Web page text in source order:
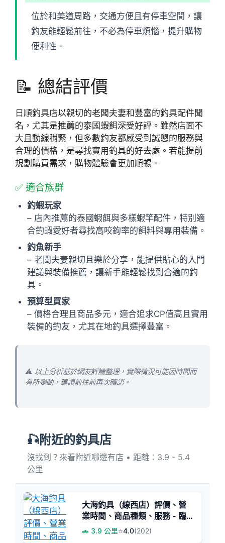
位於和美道周路，交通方便且有停車空間，讓
釣友能輕鬆前往，不必為停車煩惱，提升購物
便利性。
📝 總結評價
日順釣具店以親切的老闆夫妻和豐富的釣具配件聞
名，尤其是推薦的泰國蝦餌深受好評。雖然店面不
大且動線稍緊，但多數釣友都感受到誠懇的服務與
合理的價格，是尋找實用釣具的好去處。若能提前
規劃購買需求，購物體驗會更加順暢。
✅ 適合族群
釣蝦玩家
– 店內推薦的泰國蝦餌與多樣蝦竿配件，特別適
合釣蝦愛好者尋找高咬鉤率的餌料與專用裝備。
釣魚新手
– 老闆夫妻親切且樂於分享，能提供貼心的入門
建議與裝備推薦，讓新手能輕鬆找到合適的釣
具。
預算型買家
– 價格合理且商品多元，適合追求CP值高且實用
裝備的釣友，尤其在地釣具選擇豐富。
⚠️ 以上分析基於網友評論整理，實際情況可能因時間而
有所變動，建議前往前再次確認。
🎣附近的釣具店
沒找到？來看附近哪邊有店 • 距離：3.9 - 5.4
公里
大海釣具（線西店）評價、營
業時間、商品種類、服務 - 臨
近海濱活餌豐富
🚗 3.9 公里⭐4.0(202)